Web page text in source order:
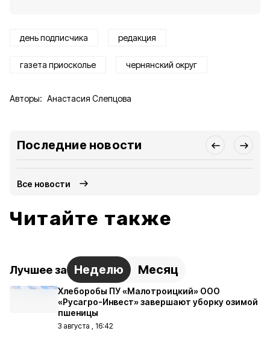
день подписчика редакция
газета приосколье чернянский округ
Авторы: Анастасия Слепцова
Последние новости
Все новости
Читайте также
Лучшее за Неделю Месяц
Хлеборобы ПУ «Малотроицкий» ООО
«Русагро-Инвест» завершают уборку озимой
пшеницы
3 августа , 16:42